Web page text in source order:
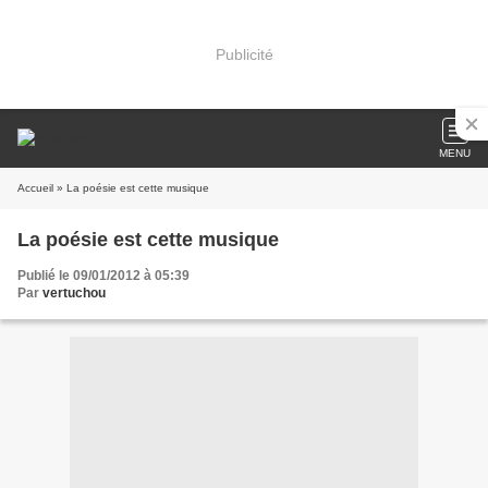
Publicité
MENU
Accueil » La poésie est cette musique
La poésie est cette musique
Publié le 09/01/2012 à 05:39
Par vertuchou